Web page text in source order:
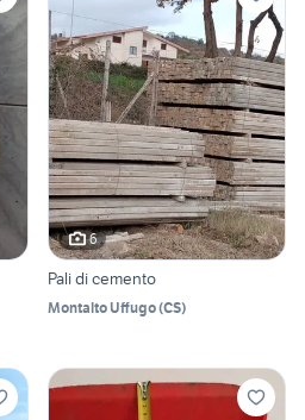
6
Pali di cemento
Montalto Uffugo(CS)